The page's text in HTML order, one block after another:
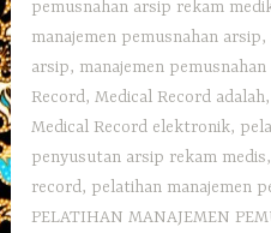
pemusnahan arsip rekam
manajemen pemusnahan arsip,
arsip, manajemen
Record,Medical Record adalah
Medical Record elektronik,
penyusutan arsip rekam medis,
record, pelatihan manajemen
PELATIHAN MANAJEMEN